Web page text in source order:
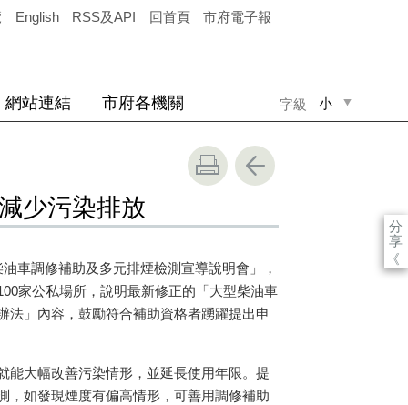
English RSS及API 回首頁 市府電子報
字級 小
網站連結 市府各機關
分
享
《
少污染排放
車調修補助及多元排煙檢測宣導說明會」，
家公私場所，說明最新修正的「大型柴油車
法」內容，鼓勵符合補助資格者踴躍提出申
能大幅改善污染情形，並延長使用年限。提
，如發現煙度有偏高情形，可善用調修補助